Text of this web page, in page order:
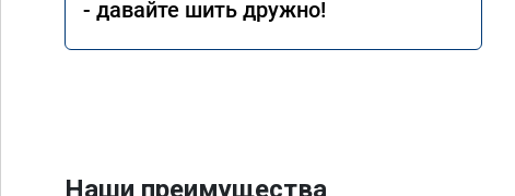
- давайте шить дружно!
Наши преимущества